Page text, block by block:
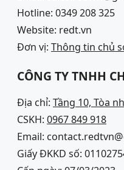
Hotline: 0349 208 325
Website: redt.vn
Đơn vị: Thông tin chủ
CÔNG TY TNHH
Địa chỉ: Tầng 10, Tòa
CSKH: 0967 849 918
Email:
Giấy ĐKKD số: